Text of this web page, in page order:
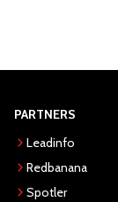
PARTNERS
Leadinfo
Redbanana
Spotler